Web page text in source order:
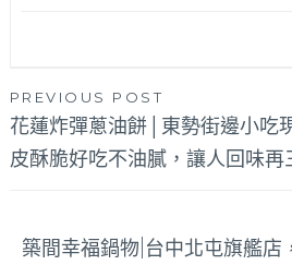
文
章
導
PREVIOUS POST
花蓮炸彈蔥油餅│東勢街邊小吃
皮酥脆好吃不油膩，讓人回味再
築間幸福鍋物|台中北屯旗艦店